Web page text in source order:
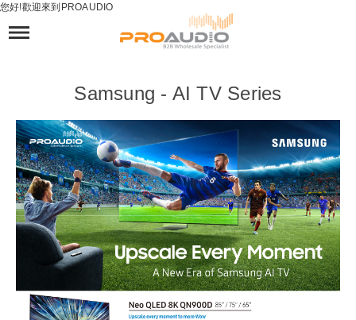
您好!歡迎來到PROAUDIO
Samsung - AI TV Series